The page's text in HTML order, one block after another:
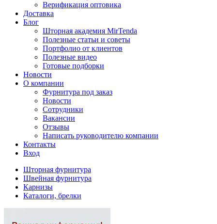
Верификация оптовика
Доставка
Блог
Шторная академия MirTenda
Полезные статьи и советы
Портфолио от клиентов
Полезные видео
Готовые подборки
Новости
О компании
Фурнитура под заказ
Новости
Сотрудники
Вакансии
Отзывы
Написать руководителю компании
Контакты
Вход
Шторная фурнитура
Швейная фурнитура
Карнизы
Каталоги, брелки